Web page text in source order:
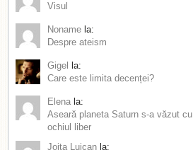
Visul
Noname la:
Despre ateism
Gigel
la:
Care este limita decenței?
Elena la:
Aseară planeta Saturn s-a văzut cu
ochiul liber
Joita Luican la: